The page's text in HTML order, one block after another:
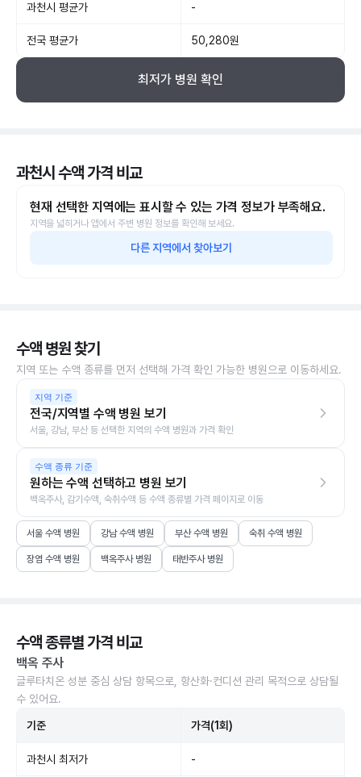
과천시 평균가 -
전국 평균가 50,280원
최저가 병원 확인
과천시 수액 가격 비교
현재 선택한 지역에는 표시할 수 있는 가격 정보가 부족해요.
지역을 넓히거나 앱에서 주변 병원 정보를 확인해 보세요.
다른 지역에서 찾아보기
수액 병원 찾기
지역 또는 수액 종류를 먼저 선택해 가격 확인 가능한 병원으로 이동하세요.
지역 기준
전국/지역별 수액 병원 보기
서울, 강남, 부산 등 선택한 지역의 수액 병원과 가격 확인
수액 종류 기준
원하는 수액 선택하고 병원 보기
백옥주사, 감기수액, 숙취수액 등 수액 종류별 가격 페이지로 이동
서울 수액 병원 강남 수액 병원 부산 수액 병원 숙취 수액 병원
장염 수액 병원 백옥주사 병원 태반주사 병원
수액 종류별 가격 비교
백옥 주사
글루타치온 성분 중심 상담 항목으로, 항산화·컨디션 관리 목적으로 상담될
수 있어요.
기준 가격(1회)
과천시 최저가 -